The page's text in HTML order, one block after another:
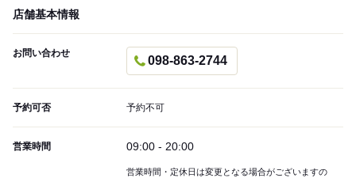
店舗基本情報
お問い合わせ
098-863-2744
予約可否 予約不可
営業時間 09:00 - 20:00
営業時間・定休日は変更となる場合がございますの